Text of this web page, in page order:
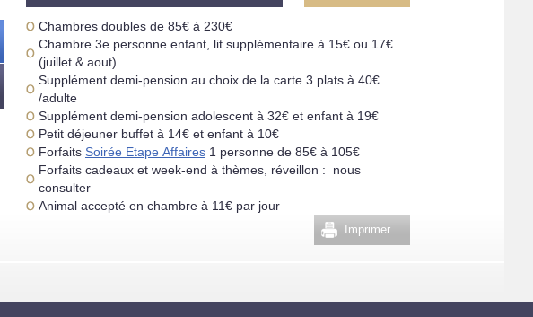
Chambres doubles de 85€ à 230€
Chambre 3e personne enfant, lit supplémentaire à 15€ ou 17€
(juillet & aout)
Supplément demi-pension au choix de la carte 3 plats à 40€
/adulte
Supplément demi-pension adolescent à 32€ et enfant à 19€
Petit déjeuner buffet à 14€ et enfant à 10€
Forfaits Soirée Etape Affaires1 personne de 85€ à 105€
Forfaits cadeaux et week-end à thèmes, réveillon : nous
consulter
Animal accepté en chambre à 11€ par jour
Imprimer